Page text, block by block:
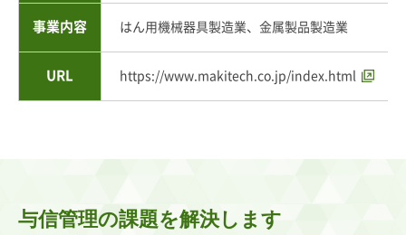
事業内容 はん用機械器具製造業、金属製品製造業
URL https://www.makitech.co.jp/index.html
与信管理の課題を解決します